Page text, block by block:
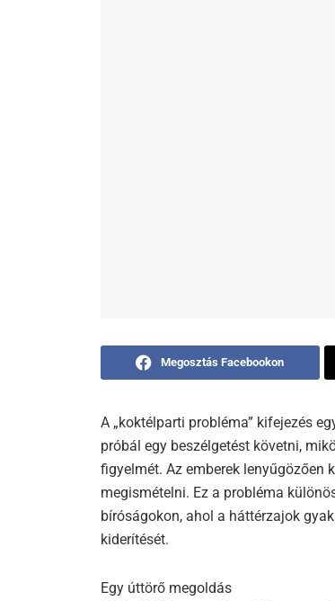
Megosztás Facebookon
A „koktélparti probléma” kifejezés
próbál egy beszélgetést követni,
figyelmét. Az emberek lenyűgözően
megismételni. Ez a probléma
bíróságokon, ahol a háttérzajok
kiderítését.
Egy úttörő megoldás